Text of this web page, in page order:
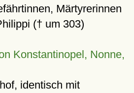
Märtyrerinnen
(† um 303)
Konstantinopel, Nonne,
identisch mit